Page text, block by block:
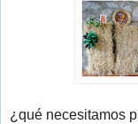
¿qué necesitamos